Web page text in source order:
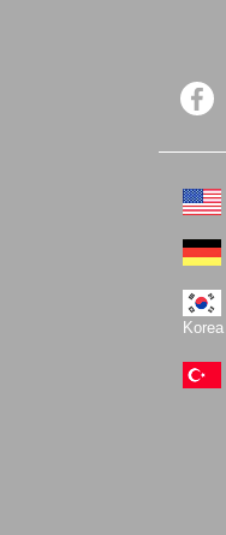
Korea